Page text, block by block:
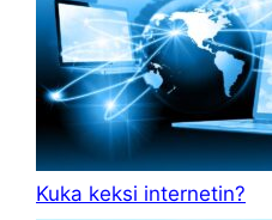
Kuka keksi internetin?